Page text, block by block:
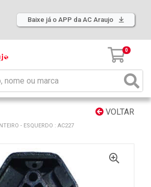
Baixe já o APP da AC Araujo
0
VOLTAR
- ESQUERDO : AC227